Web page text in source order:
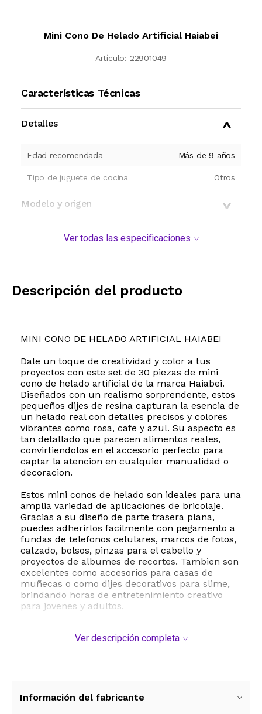
Mini Cono De Helado Artificial Haiabei
Artículo: 22901049
Características Técnicas
Detalles
Edad recomendada Más de 9 años
Tipo de juguete de cocina Otros
Modelo y origen
Ver todas las especificaciones
Descripción del producto
MINI CONO DE HELADO ARTIFICIAL HAIABEI
Dale un toque de creatividad y color a tus
proyectos con este set de 30 piezas de mini
cono de helado artificial de la marca Haiabei.
Diseñados con un realismo sorprendente, estos
pequeños dijes de resina capturan la esencia de
un helado real con detalles precisos y colores
vibrantes como rosa, cafe y azul. Su aspecto es
tan detallado que parecen alimentos reales,
convirtiendolos en el accesorio perfecto para
captar la atencion en cualquier manualidad o
decoracion.
Estos mini conos de helado son ideales para una
amplia variedad de aplicaciones de bricolaje.
Gracias a su diseño de parte trasera plana,
puedes adherirlos facilmente con pegamento a
fundas de telefonos celulares, marcos de fotos,
calzado, bolsos, pinzas para el cabello y
proyectos de albumes de recortes. Tambien son
excelentes como accesorios para casas de
muñecas o como dijes decorativos para slime,
brindando horas de entretenimiento creativo
para jovenes y adultos.
son ligeros, duraderos y seguros para el manejo
tiempo. Añade un elemento divertido y original a
Ver descripción completa
Información del fabricante